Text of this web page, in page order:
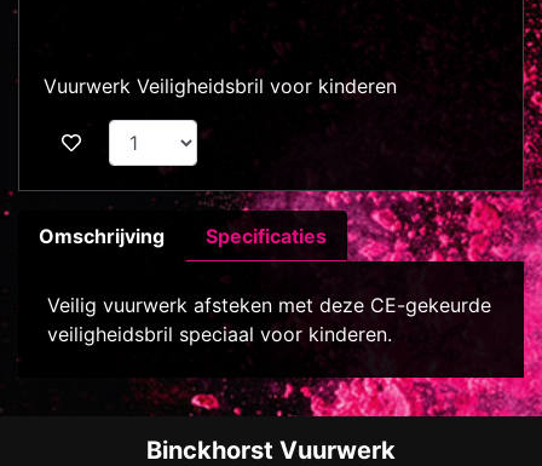
Vuurwerk Veiligheidsbril voor kinderen
Omschrijving Specificaties
Veilig vuurwerk afsteken met deze CE-gekeurde
veiligheidsbril speciaal voor kinderen.
Binckhorst Vuurwerk